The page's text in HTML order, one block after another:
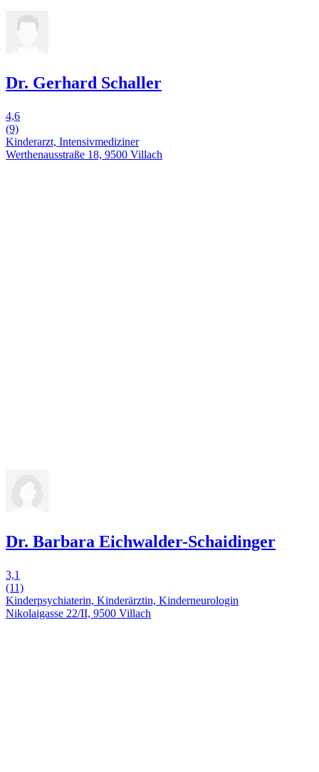
Dr. Gerhard Schaller
4,6
(9)
Kinderarzt, Intensivmediziner
Werthenausstraße 18, 9500 Villach
Dr. Barbara Eichwalder-Schaidinger
3,1
(11)
Kinderpsychiaterin, Kinderärztin, Kinderneurologin
Nikolaigasse 22/II, 9500 Villach